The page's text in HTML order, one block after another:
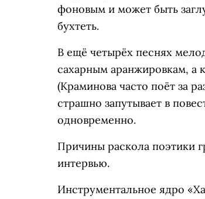
фоновым и может быть
бухтеть.
В ещё четырёх песнях
сахарным аранжировкам, а
(Краминова часто поёт за
страшно запутывает в
одновременно.
Причины раскола поэтики
интервью.
Инструментальное ядро